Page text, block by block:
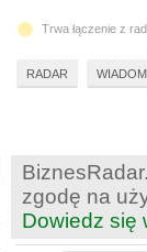
zgodę na
Dowiedz się
Trwa łączenie z
RADAR